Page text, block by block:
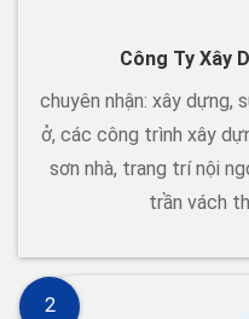
Công Ty Xây
chuyên nhận: xây dựng,
ở, các công trình xây
sơn nhà, trang trí nội
trần vách
2